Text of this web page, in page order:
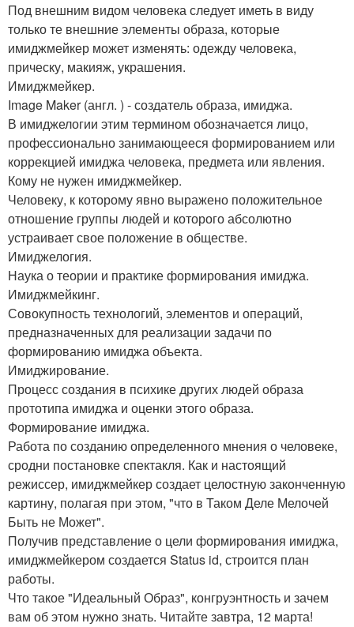
Под внешним видом человека следует иметь в виду
только те внешние элементы образа, которые
имиджмейкер может изменять: одежду человека,
прическу, макияж, украшения.
Имиджмейкер.
Image Maker (англ. ) - создатель образа, имиджа.
В имиджелогии этим термином обозначается лицо,
профессионально занимающееся формированием или
коррекцией имиджа человека, предмета или явления.
Кому не нужен имиджмейкер.
Человеку, к которому явно выражено положительное
отношение группы людей и которого абсолютно
устраивает свое положение в обществе.
Имиджелогия.
Наука о теории и практике формирования имиджа.
Имиджмейкинг.
Совокупность технологий, элементов и операций,
предназначенных для реализации задачи по
формированию имиджа объекта.
Имиджирование.
Процесс создания в психике других людей образа
прототипа имиджа и оценки этого образа.
Формирование имиджа.
Работа по созданию определенного мнения о человеке,
сродни постановке спектакля. Как и настоящий
режиссер, имиджмейкер создает целостную законченную
картину, полагая при этом, "что в Таком Деле Мелочей
Быть не Может".
Получив представление о цели формирования имиджа,
имиджмейкером создается Status id, строится план
работы.
Что такое "Идеальный Образ", конгруэнтность и зачем
вам об этом нужно знать. Читайте завтра, 12 марта!